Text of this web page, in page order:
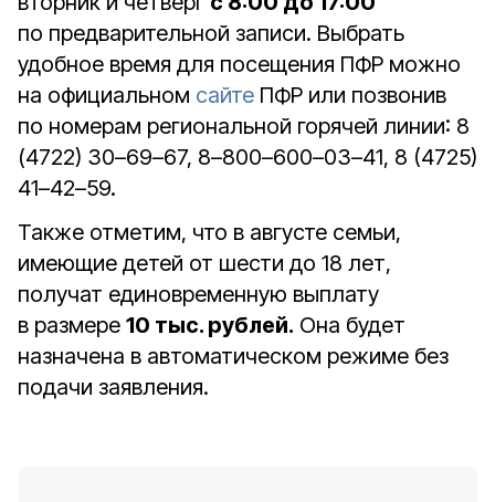
по предварительной записи. Выбрать
удобное время для посещения ПФР можно
на официальном сайте ПФР или позвонив
по номерам региональной горячей линии: 8
(4722) 30–69–67, 8–800–600–03–41, 8 (4725)
41–42–59.
Также отметим, что в августе семьи,
имеющие детей от шести до 18 лет,
получат единовременную выплату
в размере 10 тыс. рублей. Она будет
назначена в автоматическом режиме без
подачи заявления.